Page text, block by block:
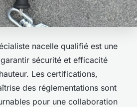
nacelle qualifié est une
sécurité et efficacité
Les certifications,
des réglementations sont
pour une collaboration